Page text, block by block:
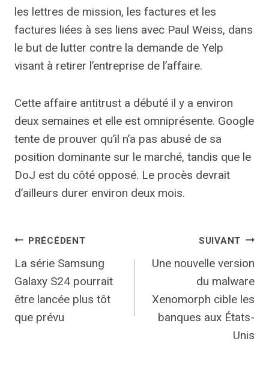
les lettres de mission, les factures et les
factures liées à ses liens avec Paul Weiss, dans
le but de lutter contre la demande de Yelp
visant à retirer l’entreprise de l’affaire.
Cette affaire antitrust a débuté il y a environ
deux semaines et elle est omniprésente. Google
tente de prouver qu’il n’a pas abusé de sa
position dominante sur le marché, tandis que le
DoJ est du côté opposé. Le procès devrait
d’ailleurs durer environ deux mois.
Navigation
de
l’article
PRÉCÉDENT
La série Samsung
Galaxy S24 pourrait
être lancée plus tôt
que prévu
SUIVANT
Une nouvelle version
du malware
Xenomorph cible les
banques aux États-
Unis